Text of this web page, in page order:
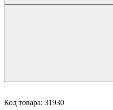
Код товара: 31930